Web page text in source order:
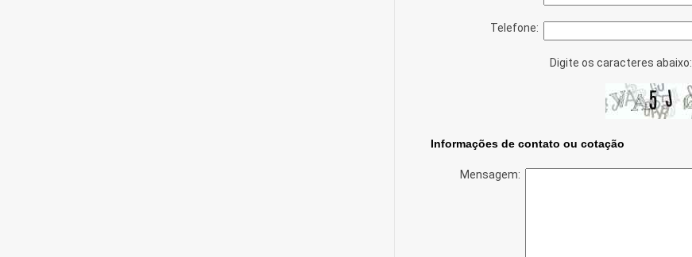
Telefone:
Digite os caracteres abaixo:
Informações de contato ou cotação
Mensagem: